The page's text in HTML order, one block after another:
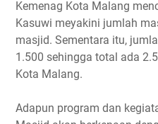
Kemenag Kota Malang
Kasuwi meyakini jumlah
masjid. Sementara itu,
1.500 sehingga total ada
Kota Malang.
Adapun program dan